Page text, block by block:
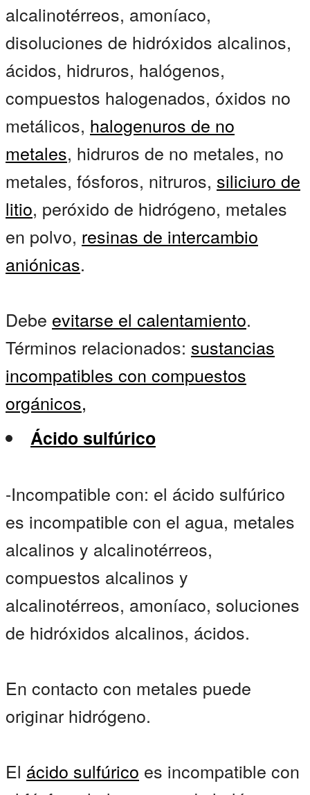
alcalinotérreos, amoníaco,
disoluciones de hidróxidos alcalinos,
ácidos, hidruros, halógenos,
compuestos halogenados, óxidos no
metálicos, halogenuros de no
metales, hidruros de no metales, no
metales, fósforos, nitruros, siliciuro de
litio, peróxido de hidrógeno, metales
en polvo, resinas de intercambio
aniónicas.
Debe evitarse el calentamiento.
Términos relacionados: sustancias
incompatibles con compuestos
orgánicos,
Ácido sulfúrico
-Incompatible con: el ácido sulfúrico
es incompatible con el agua, metales
alcalinos y alcalinotérreos,
compuestos alcalinos y
alcalinotérreos, amoníaco, soluciones
de hidróxidos alcalinos, ácidos.
En contacto con metales puede
originar hidrógeno.
El ácido sulfúrico es incompatible con